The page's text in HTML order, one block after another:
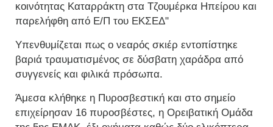
κοινότητας Καταρράκτη στα Τζουμέρκα Ηπείρου και
παρελήφθη από Ε/Π του ΕΚΣΕΔ"
Υπενθυμίζεται πως ο νεαρός σκιέρ εντοπίστηκε
βαριά τραυματισμένος σε δύσβατη χαράδρα από
συγγενείς και φιλικά πρόσωπα.
Άμεσα κλήθηκε η Πυροσβεστική και στο σημείο
επιχείρησαν 16 πυροσβέστες, η Ορειβατική Ομάδα